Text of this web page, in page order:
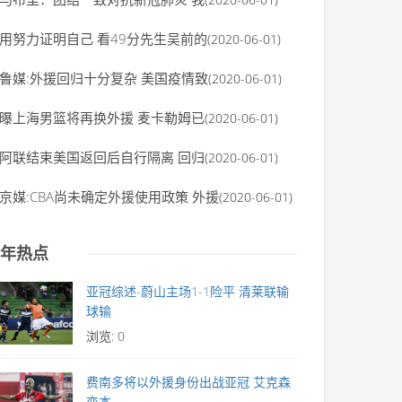
用努力证明自己 看49分先生吴前的(2020-06-01)
鲁媒:外援回归十分复杂 美国疫情致(2020-06-01)
曝上海男篮将再换外援 麦卡勒姆已(2020-06-01)
阿联结束美国返回后自行隔离 回归(2020-06-01)
京媒:CBA尚未确定外援使用政策 外援(2020-06-01)
热点
亚冠综述-蔚山主场1-1险平 清莱联输
球输
浏览: 0
费南多将以外援身份出战亚冠 艾克森